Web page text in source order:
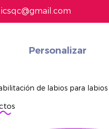
Personalizar
de labios para labios